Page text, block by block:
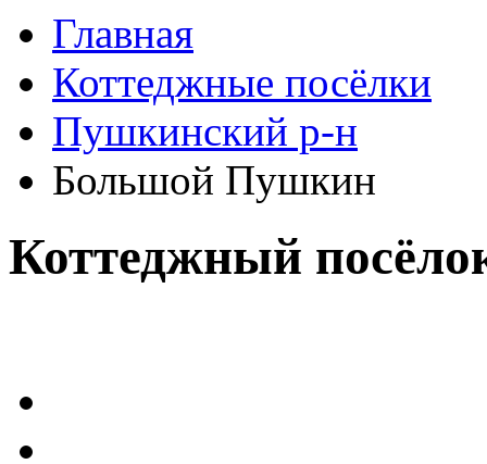
Главная
Коттеджные посёлки
Пушкинский р-н
Большой Пушкин
Коттеджный